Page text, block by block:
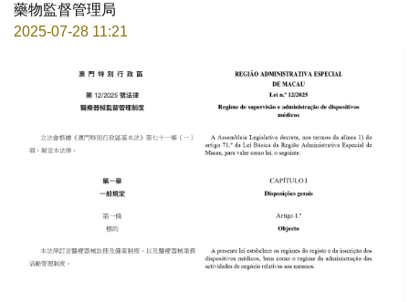
藥物監督管理局
2025-07-28 11:21